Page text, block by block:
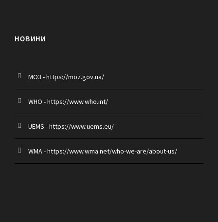
НОВИНИ
MO3 - https://moz.gov.ua/
WHO - https://www.who.int/
UEMS - https://www.uems.eu/
WMA - https://www.wma.net/who-we-are/about-us/